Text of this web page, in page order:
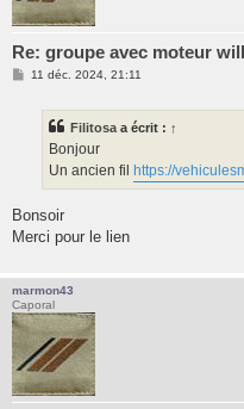
Re: groupe avec moteur
M11 déc. 2024, 21:11
Filitosaa écrit : ↑
Bonjour
Un ancien fil
https://
Bonsoir
Merci pour le lien
marmon43
Caporal